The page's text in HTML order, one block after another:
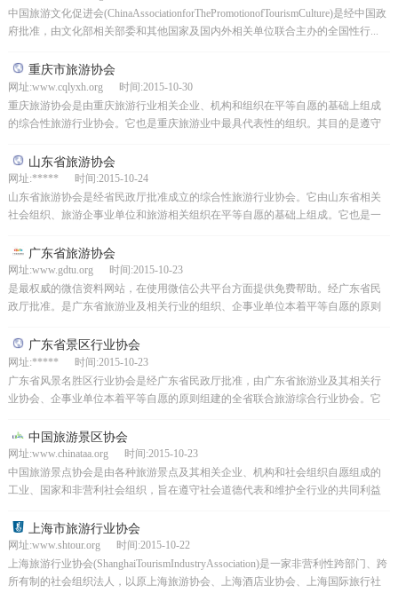
中国旅游文化促进会(ChinaAssociationforThePromotionofTourismCulture)是经中国政
府批准，由文化部相关部委和其他国家及国内外相关单位联合主办的全国性行...
重庆市旅游协会
网址:www.cqlyxh.org 时间:2015-10-30
重庆旅游协会是由重庆旅游行业相关企业、机构和组织在平等自愿的基础上组成
的综合性旅游行业协会。它也是重庆旅游业中最具代表性的组织。其目的是遵守
山东省旅游协会
网址:***** 时间:2015-10-24
山东省旅游协会是经省民政厅批准成立的综合性旅游行业协会。它由山东省相关
社会组织、旅游企事业单位和旅游相关组织在平等自愿的基础上组成。它也是一
广东省旅游协会
网址:www.gdtu.org 时间:2015-10-23
是最权威的微信资料网站，在使用微信公共平台方面提供免费帮助。经广东省民
政厅批准。是广东省旅游业及相关行业的组织、企事业单位本着平等自愿的原则
广东省景区行业协会
网址:***** 时间:2015-10-23
广东省风景名胜区行业协会是经广东省民政厅批准，由广东省旅游业及其相关行
业协会、企事业单位本着平等自愿的原则组建的全省联合旅游综合行业协会。它
中国旅游景区协会
网址:www.chinataa.org 时间:2015-10-23
中国旅游景点协会是由各种旅游景点及其相关企业、机构和社会组织自愿组成的
工业、国家和非营利社会组织，旨在遵守社会道德代表和维护全行业的共同利益
上海市旅游行业协会
网址:www.shtour.org 时间:2015-10-22
上海旅游行业协会(ShanghaiTourismIndustryAssociation)是一家非营利性跨部门、跨
所有制的社会组织法人，以原上海旅游协会、上海酒店业协会、上海国际旅行社